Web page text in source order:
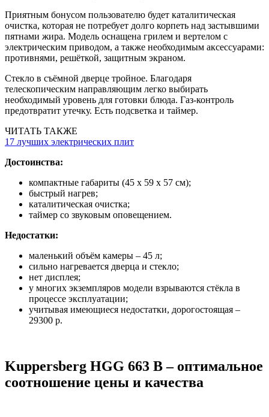
Приятным бонусом пользователю будет каталитическая
очистка, которая не потребует долго корпеть над застывшими
пятнами жира. Модель оснащена грилем и вертелом с
электрическим приводом, а также необходимым аксессуарами:
противнями, решёткой, защитным экраном.
Стекло в съёмной дверце тройное. Благодаря
телескопическим направляющим легко выбирать
необходимый уровень для готовки блюда. Газ-контроль
предотвратит утечку. Есть подсветка и таймер.
ЧИТАТЬ ТАКЖЕ
17 лучших электрических плит
Достоинства:
компактные габариты (45 х 59 х 57 см);
быстрый нагрев;
каталитическая очистка;
таймер со звуковым оповещением.
Недостатки:
маленький объём камеры – 45 л;
сильно нагревается дверца и стекло;
нет дисплея;
у многих экземпляров модели взрываются стёкла в
процессе эксплуатации;
учитывая имеющиеся недостатки, дорогостоящая –
29300 р.
Kuppersberg HGG 663 B – оптимальное
соотношение цены и качества